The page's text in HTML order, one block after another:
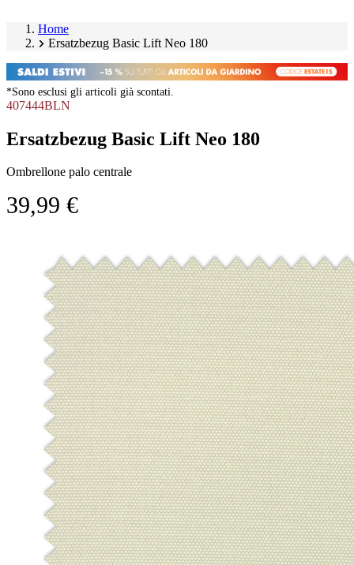
Home
Ersatzbezug Basic Lift Neo 180
*Sono esclusi gli articoli già scontati.
407444BLN
Ersatzbezug Basic Lift Neo 180
Ombrellone palo centrale
39,99 €